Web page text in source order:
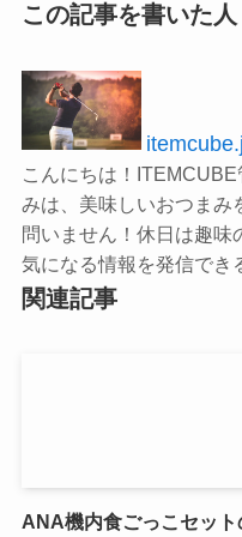
この記事を書いた人
こんにちは！
みは、美味しいおつまみ
問いません！休日は趣味
気になる情報を発信でき
関連記事
ANA機内食ごっこセット